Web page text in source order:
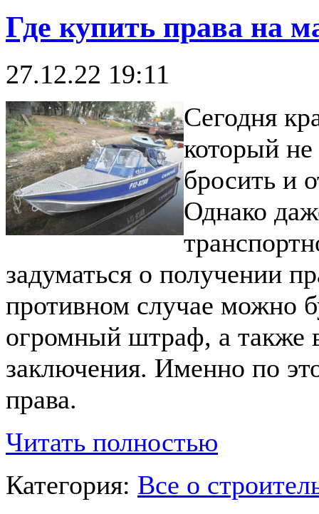
Где купить права на
27.12.22 19:11
Сегодня
который
бросить и
Однако
задуматься о получении
противном случае можно
огромный штраф, а также
заключения. Именно по
права.
Читать полностью
Категория: Все о